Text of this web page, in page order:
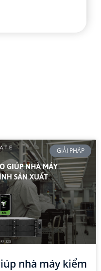
GIẢI PHÁP
nhà máy kiểm